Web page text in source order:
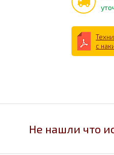
с
Не нашли что